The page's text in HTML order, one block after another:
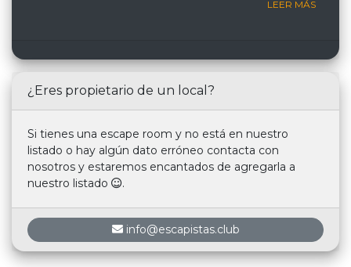
LEER MÁS
¿Eres propietario de un local?
Si tienes una escape room y no está en nuestro
listado o hay algún dato erróneo contacta con
nosotros y estaremos encantados de agregarla a
nuestro listado
.
info@escapistas.club